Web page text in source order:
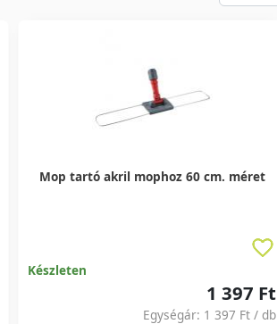
Mop tartó akril mophoz 60 cm. méret
Készleten
1 397 Ft
Egységár: 1 397 Ft / db